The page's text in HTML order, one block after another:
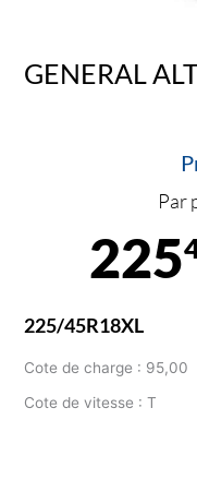
GENERAL
Par
225
225/45R18XL
Cote de charge : 95,00
Cote de vitesse : T